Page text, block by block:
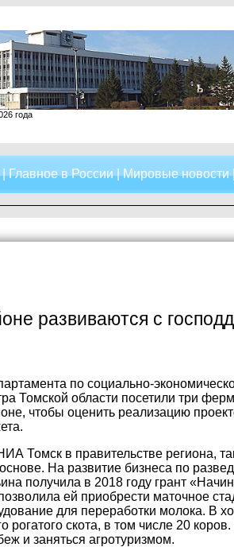
года
|Главное в России|Мировые новости
развиваются с
по социально-
Томской области посетили три
чтобы оценить реализацию
Томск в правительстве региона,
На развитие бизнеса по
получила в 2018 году грант
ей приобрести маточное
для переработки молока. В
рогатого скота, в том числе 20
и заняться агротуризмом.